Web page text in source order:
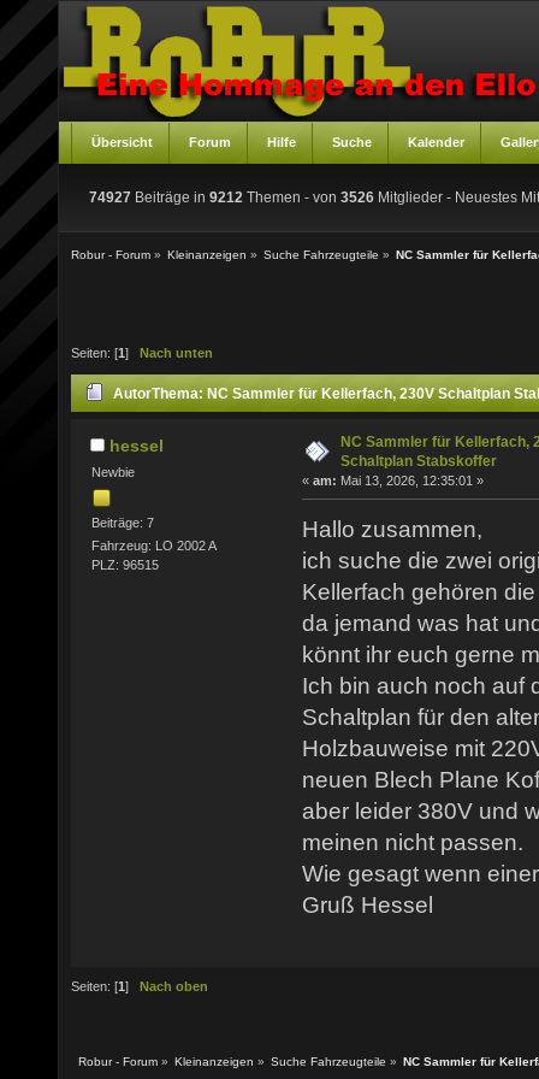
Übersicht Forum Hilfe Suche Kalender
74927 Beiträge in 9212 Themen - von 3526 Mitglieder - Neuestes
Robur - Forum » Kleinanzeigen » Suche Fahrzeugteile » NC Sammler für
Seiten: [1 ] Nach unten
AutorThema: NC Sammler für Kellerfach, 230V Schaltplan
hessel
Newbie
Beiträge: 7
Fahrzeug: LO 2002 A
PLZ: 96515
NC Sammler für Kellerfach,
Schaltplan Stabskoffer
« am: Mai 13, 2026, 12:35:01 »
Hallo zusammen,
ich suche die zwei
Kellerfach gehören
da jemand was hat
könnt ihr euch gerne
Ich bin auch noch auf
Schaltplan für den
Holzbauweise mit
neuen Blech Plane
aber leider 380V und
meinen nicht passen.
Wie gesagt wenn
Gruß Hessel
Seiten: [1] Nach oben
Robur - Forum » Kleinanzeigen » Suche Fahrzeugteile » NC Sammler für